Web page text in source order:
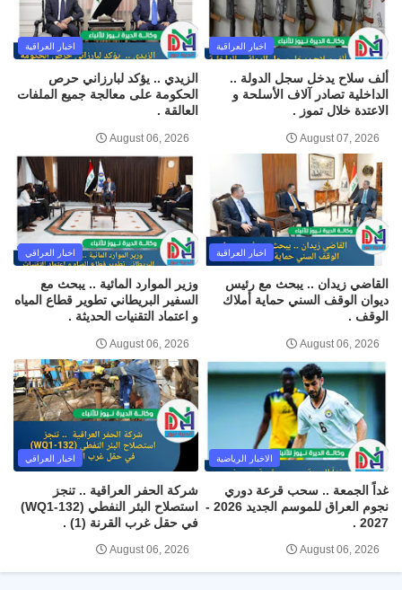
اخبار العراقية
ألف سلاح يدخل سجل الدولة ..
الداخلية تصادر آلاف الأسلحة و
الاعتدة خلال تموز .
August 07, 2026
اخبار العراقية
الزيدي .. يؤكد لبارزاني حرص
الحكومة على معالجة جميع الملفات
العالقة .
August 06, 2026
اخبار العراقية
القاضي زيدان .. يبحث مع رئيس
ديوان الوقف السني حماية أملاك
الوقف .
August 06, 2026
اخبار العراقي
وزير الموارد المائية .. يبحث مع
السفير البريطاني تطوير قطاع المياه
و اعتماد التقنيات الحديثة .
August 06, 2026
الاخبار الرياضية
غداً الجمعة .. سحب قرعة دوري
نجوم العراق للموسم الجديد 2026 -
2027 .
August 06, 2026
اخبار العراقي
شركة الحفر العراقية .. تنجز
استصلاح البئر النفطي (WQ1-132)
في حقل غرب القرنة (1) .
August 06, 2026